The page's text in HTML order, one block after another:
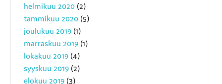
helmikuu 2020 (2)
tammikuu 2020 (5)
joulukuu 2019 (1)
marraskuu 2019 (1)
lokakuu 2019 (4)
syyskuu 2019 (2)
elokuu 2019 (3)